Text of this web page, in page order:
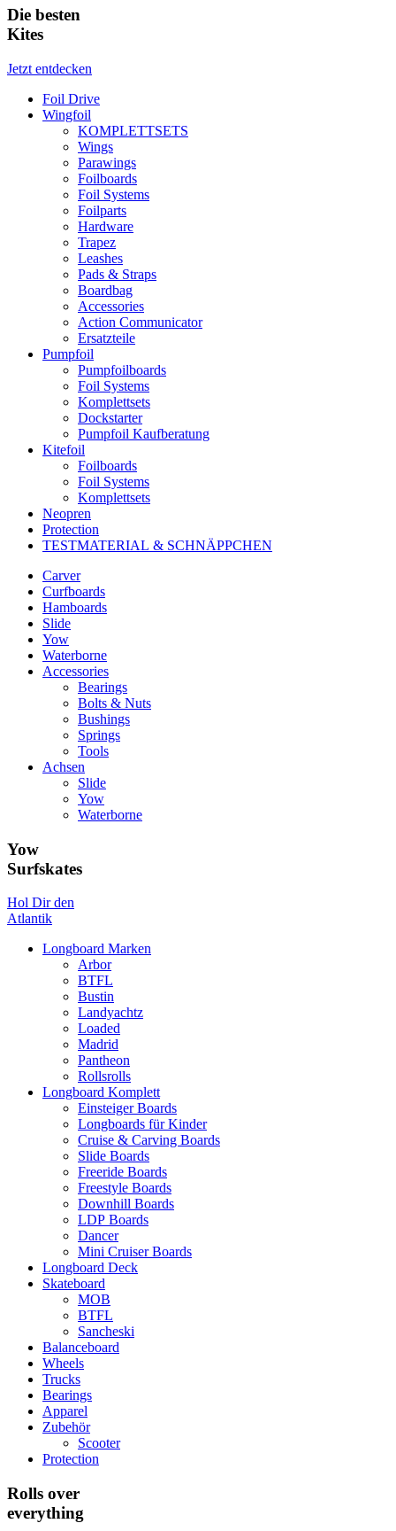
Die besten
Kites
Jetzt entdecken
Foil Drive
Wingfoil
KOMPLETTSETS
Wings
Parawings
Foilboards
Foil Systems
Foilparts
Hardware
Trapez
Leashes
Pads & Straps
Boardbag
Accessories
Action Communicator
Ersatzteile
Pumpfoil
Pumpfoilboards
Foil Systems
Komplettsets
Dockstarter
Pumpfoil Kaufberatung
Kitefoil
Foilboards
Foil Systems
Komplettsets
Neopren
Protection
TESTMATERIAL & SCHNÄPPCHEN
Carver
Curfboards
Hamboards
Slide
Yow
Waterborne
Accessories
Bearings
Bolts & Nuts
Bushings
Springs
Tools
Achsen
Slide
Yow
Waterborne
Yow
Surfskates
Hol Dir den
Atlantik
Longboard Marken
Arbor
BTFL
Bustin
Landyachtz
Loaded
Madrid
Pantheon
Rollsrolls
Longboard Komplett
Einsteiger Boards
Longboards für Kinder
Cruise & Carving Boards
Slide Boards
Freeride Boards
Freestyle Boards
Downhill Boards
LDP Boards
Dancer
Mini Cruiser Boards
Longboard Deck
Skateboard
MOB
BTFL
Sancheski
Balanceboard
Wheels
Trucks
Bearings
Apparel
Zubehör
Scooter
Protection
Rolls over
everything